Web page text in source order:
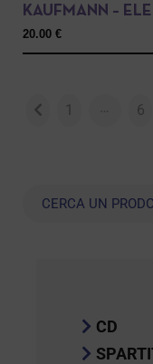
KAUFMANN –
20.00 €
1 6
CD